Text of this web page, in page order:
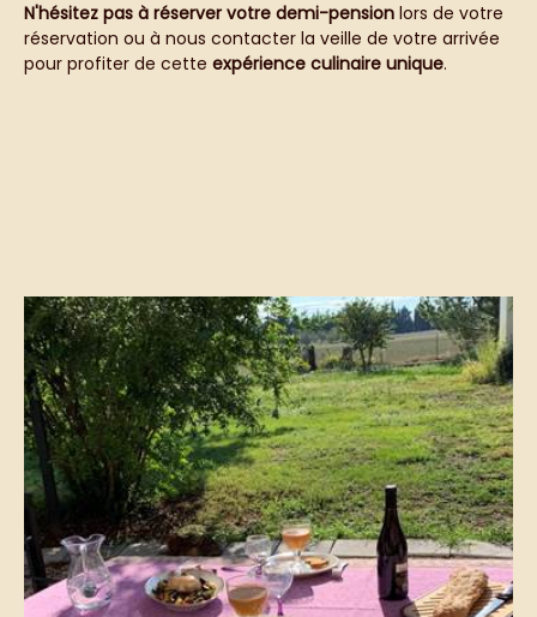
N'hésitez pas à réserver votre demi-pension lors de votre
réservation ou à nous contacter la veille de votre arrivée
pour profiter de cette expérience culinaire unique.